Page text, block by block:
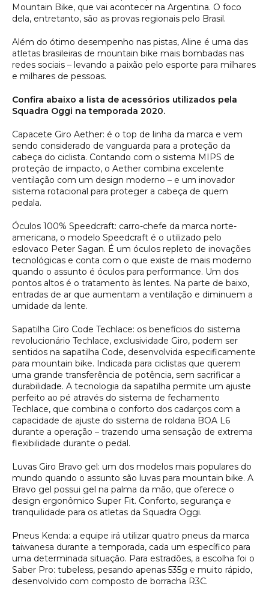
Mountain Bike, que vai acontecer na Argentina. O foco
dela, entretanto, são as provas regionais pelo Brasil.
Além do ótimo desempenho nas pistas, Aline é uma das
atletas brasileiras de mountain bike mais bombadas nas
redes sociais – levando a paixão pelo esporte para milhares
e milhares de pessoas.
Confira abaixo a lista de acessórios utilizados pela
Squadra Oggi na temporada 2020.
Capacete Giro Aether: é o top de linha da marca e vem
sendo considerado de vanguarda para a proteção da
cabeça do ciclista. Contando com o sistema MIPS de
proteção de impacto, o Aether combina excelente
ventilação com um design moderno – e um inovador
sistema rotacional para proteger a cabeça de quem
pedala.
Óculos 100% Speedcraft: carro-chefe da marca norte-
americana, o modelo Speedcraft é o utilizado pelo
eslovaco Peter Sagan. É um óculos repleto de inovações
tecnológicas e conta com o que existe de mais moderno
quando o assunto é óculos para performance. Um dos
pontos altos é o tratamento às lentes. Na parte de baixo,
entradas de ar que aumentam a ventilação e diminuem a
umidade da lente.
Sapatilha Giro Code Techlace: os benefícios do sistema
revolucionário Techlace, exclusividade Giro, podem ser
sentidos na sapatilha Code, desenvolvida especificamente
para mountain bike. Indicada para ciclistas que querem
uma grande transferência de potência, sem sacrificar a
durabilidade. A tecnologia da sapatilha permite um ajuste
perfeito ao pé através do sistema de fechamento
Techlace, que combina o conforto dos cadarços com a
capacidade de ajuste do sistema de roldana BOA L6
durante a operação – trazendo uma sensação de extrema
flexibilidade durante o pedal.
Luvas Giro Bravo gel: um dos modelos mais populares do
mundo quando o assunto são luvas para mountain bike. A
Bravo gel possui gel na palma da mão, que oferece o
design ergonômico Super Fit. Conforto, segurança e
tranquilidade para os atletas da Squadra Oggi.
Pneus Kenda: a equipe irá utilizar quatro pneus da marca
taiwanesa durante a temporada, cada um específico para
uma determinada situação. Para estradões, a escolha foi o
Saber Pro: tubeless, pesando apenas 535g e muito rápido,
desenvolvido com composto de borracha R3C.